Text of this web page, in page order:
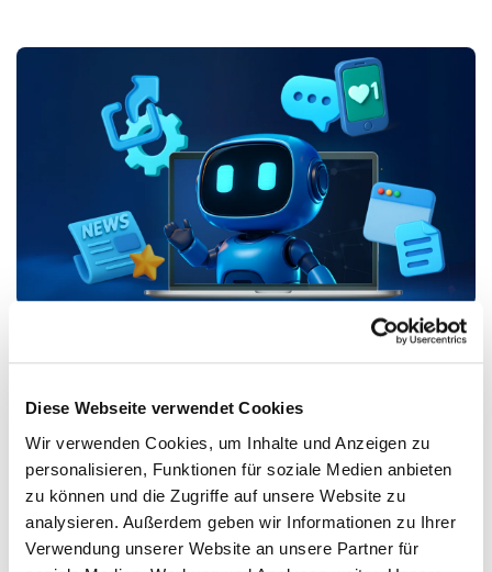
Diese Webseite verwendet Cookies
Wir verwenden Cookies, um Inhalte und Anzeigen zu
personalisieren, Funktionen für soziale Medien anbieten
zu können und die Zugriffe auf unsere Website zu
analysieren. Außerdem geben wir Informationen zu Ihrer
Verwendung unserer Website an unsere Partner für
-Check, Content-
Audit und Konzept
UmGEOrichtig anzugehen, braucht es einen klaren
Startpunkt. Mit einem toolgestütztenGEO-Check ermitteln wir
den Status quo Ihrer Sichtbarkeit. Im Content-Audit
analysieren wir Ihre Inhalte. Darauf aufbauend entwickeln wir
ein individuelles Konzept, wieGEOin Marketing und
Kommunikation integriert werden kann.